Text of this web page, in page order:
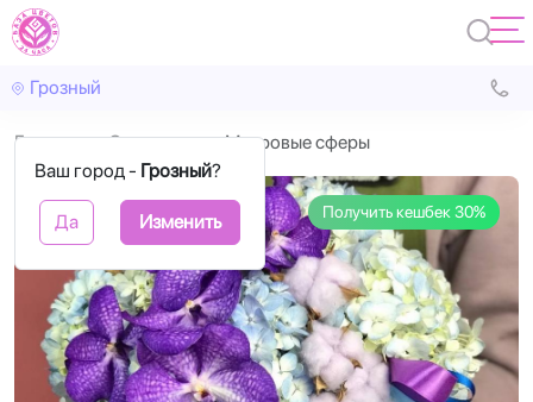
Грозный
Ваш город - Грозный?
Да Изменить
Главная С цветами Муаровые сферы
Получить кешбек 30%